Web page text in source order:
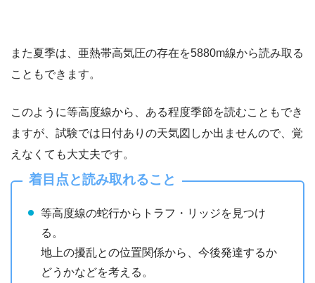
また夏季は、亜熱帯高気圧の存在を5880m線から読み取る
こともできます。
このように等高度線から、ある程度季節を読むこともでき
ますが、試験では日付ありの天気図しか出ませんので、覚
えなくても大丈夫です。
着目点と読み取れること
等高度線の蛇行からトラフ・リッジを見つけ
る。
地上の擾乱との位置関係から、今後発達するか
どうかなどを考える。